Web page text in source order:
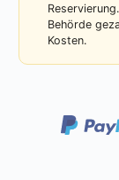
Behörde
Kosten.